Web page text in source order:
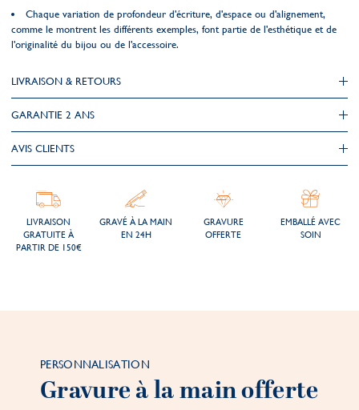
Chaque variation de profondeur d'écriture, d'espace ou d'alignement,
comme le montrent les différents exemples, font partie de l'esthétique et de
l'originalité du bijou ou de l'accessoire.
LIVRAISON & RETOURS
GARANTIE 2 ANS
AVIS CLIENTS
LIVRAISON
GRATUITE À
PARTIR DE 150€
GRAVÉ À LA MAIN
EN 24H
GRAVURE
OFFERTE
EMBALLÉ AVEC
SOIN
PERSONNALISATION
Gravure à la main offerte